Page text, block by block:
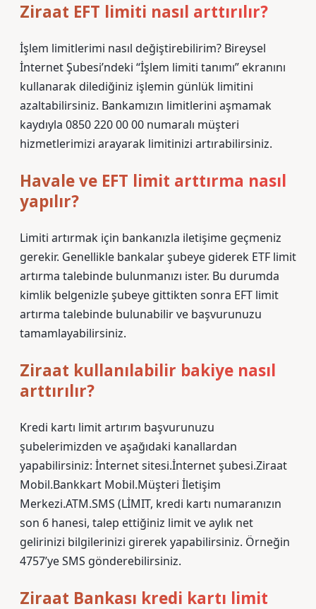
Ziraat EFT limiti nasıl arttırılır?
İşlem limitlerimi nasıl değiştirebilirim? Bireysel
İnternet Şubesi’ndeki “İşlem limiti tanımı” ekranını
kullanarak dilediğiniz işlemin günlük limitini
azaltabilirsiniz. Bankamızın limitlerini aşmamak
kaydıyla 0850 220 00 00 numaralı müşteri
hizmetlerimizi arayarak limitinizi artırabilirsiniz.
Havale ve EFT limit arttırma nasıl
yapılır?
Limiti artırmak için bankanızla iletişime geçmeniz
gerekir. Genellikle bankalar şubeye giderek ETF limit
artırma talebinde bulunmanızı ister. Bu durumda
kimlik belgenizle şubeye gittikten sonra EFT limit
artırma talebinde bulunabilir ve başvurunuzu
tamamlayabilirsiniz.
Ziraat kullanılabilir bakiye nasıl
arttırılır?
Kredi kartı limit artırım başvurunuzu
şubelerimizden ve aşağıdaki kanallardan
yapabilirsiniz: İnternet sitesi.İnternet şubesi.Ziraat
Mobil.Bankkart Mobil.Müşteri İletişim
Merkezi.ATM.SMS (LİMIT, kredi kartı numaranızın
son 6 hanesi, talep ettiğiniz limit ve aylık net
gelirinizi bilgilerinizi girerek yapabilirsiniz. Örneğin
4757’ye SMS gönderebilirsiniz.
Ziraat Bankası kredi kartı limit